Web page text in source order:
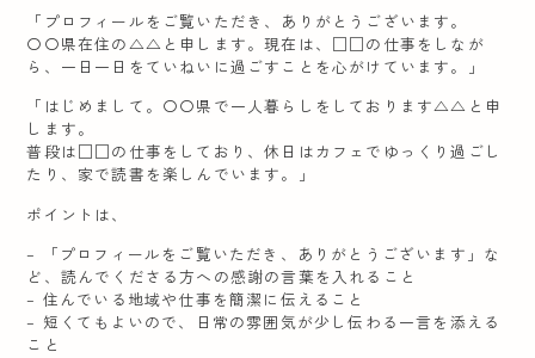
「プロフィールをご覧いただき、ありがとうございます。
〇〇県在住の△△と申します。現在は、□□の仕事をしなが
ら、一日一日をていねいに過ごすことを心がけています。」
「はじめまして。〇〇県で一人暮らしをしております△△と申
します。
普段は□□の仕事をしており、休日はカフェでゆっくり過ごし
たり、家で読書を楽しんでいます。」
ポイントは、
– 「プロフィールをご覧いただき、ありがとうございます」な
ど、読んでくださる方への感謝の言葉を入れること
– 住んでいる地域や仕事を簡潔に伝えること
– 短くてもよいので、日常の雰囲気が少し伝わる一言を添える
こと